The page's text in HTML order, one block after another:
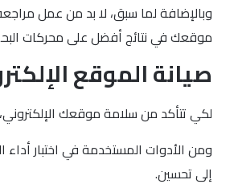
وبالإضافة لما سبق، لا بد من عمل
موقعك في نتائج أفضل على محركات
صيانة الموقع
لكي تتأكد من سلامة موقعك
ومن الأدوات المستخدمة في اختبار أداء
إلى تحسين.